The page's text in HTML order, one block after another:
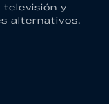
televisión y
alternativos.